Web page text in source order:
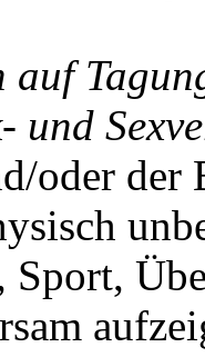
auf
und
oder
Sport,